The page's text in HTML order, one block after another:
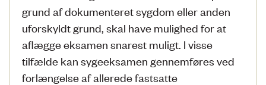
grund af dokumenteret sygdom eller anden
uforskyldt grund, skal have mulighed for at
aflægge eksamen snarest muligt. I visse
tilfælde kan sygeeksamen gennemføres ved
forlængelse af allerede fastsatte